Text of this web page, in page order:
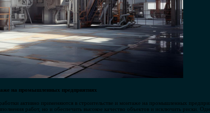
на промышленных предприятиях
активно применяются в строительстве и монтаже на промышленных
работ, но и обеспечить высокое качество объектов и исключить риски.